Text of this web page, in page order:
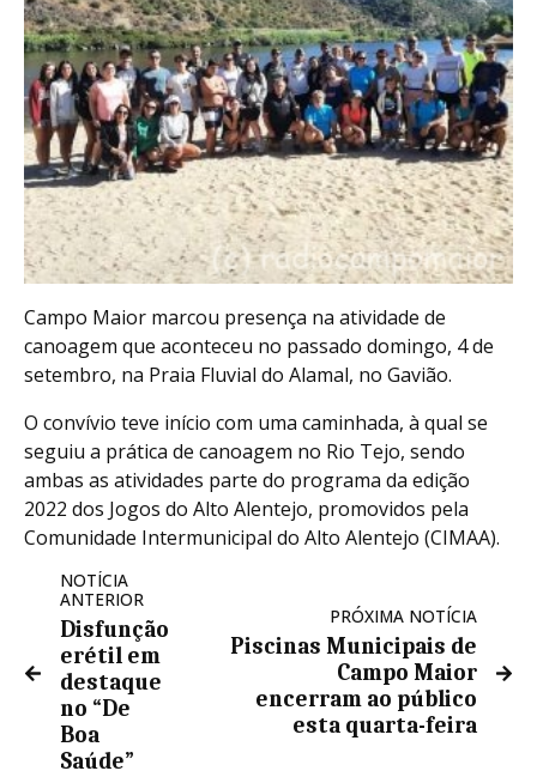
Campo Maior marcou presença na atividade de
canoagem que aconteceu no passado domingo, 4 de
setembro, na Praia Fluvial do Alamal, no Gavião.
O convívio teve início com uma caminhada, à qual se
seguiu a prática de canoagem no Rio Tejo, sendo
ambas as atividades parte do programa da edição
2022 dos Jogos do Alto Alentejo, promovidos pela
Comunidade Intermunicipal do Alto Alentejo (CIMAA).
NOTÍCIA
ANTERIOR
Disfunção
erétil em
destaque
no “De
Boa
Saúde”
PRÓXIMA NOTÍCIA
Piscinas Municipais de
Campo Maior
encerram ao público
esta quarta-feira